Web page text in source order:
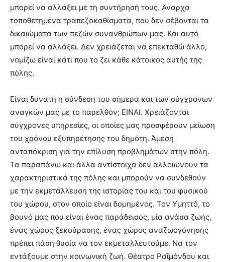
μπορεί να αλλάξει με τη συντήρησή τους. Άναρχα
τοποθετημένα τραπεζοκαθίσματα, που δεν σέβονται τα
δικαιώματα των πεζών συνανθρώπων μας. Και αυτό
μπορεί να αλλάξει. Δεν χρειάζεται να επεκταθώ άλλο,
νομίζω είναι κάτι που το ζει κάθε κάτοικος αυτής της
πόλης.
Είναι δυνατή η σύνδεση του σήμερα και των σύγχρονων
αναγκών μας με το παρελθόν; ΕΙΝΑΙ. Χρειάζονται
σύγχρονες υπηρεσίες, οι οποίες μας προσφέρουν μείωση
του χρόνου εξυπηρέτησης του δημότη. Άμεση
ανταπόκριση για την επίλυση προβλημάτων στην πόλη.
Τα παραπάνω και άλλα αντίστοιχα δεν αλλοιώνουν τα
χαρακτηριστικά της πόλης και μπορούν να συνδεθούν
με την εκμετάλλευση της ιστορίας του και του φυσικού
του χώρου, στον οποίο είναι δομημένος. Τον Υμηττό, το
βουνό μας που είναι ένας παράδεισος, μία ανάσα ζωής,
ένας χώρος ξεκούρασης, ένας χώρος αναζωογόνησης
πρέπει πάση θυσία να τον εκμεταλλευτούμε. Να τον
εντάξουμε στην κοινωνική ζωή. Θέατρο Ραΐμόνδου και